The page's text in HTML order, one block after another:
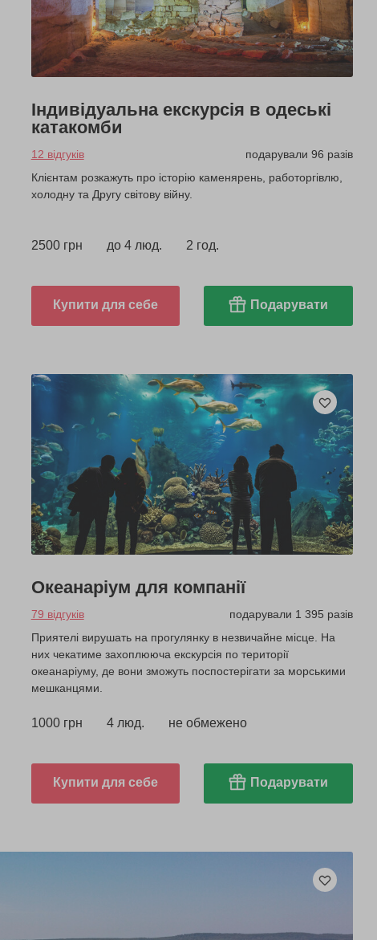
Індивідуальна екскурсія в одеські
катакомби
12 відгуків
подарували 96 разів
Клієнтам розкажуть про історію каменярень, работоргівлю,
холодну та Другу світову війну.
2500 грн до 4 люд. 2 год.
Купити для себе Подарувати
Океанаріум для компанії
79 відгуків
подарували 1 395 разів
Приятелі вирушать на прогулянку в незвичайне місце. На
них чекатиме захоплююча екскурсія по території
океанаріуму, де вони зможуть поспостерігати за морськими
мешканцями.
1000 грн 4 люд. не обмежено
Купити для себе Подарувати